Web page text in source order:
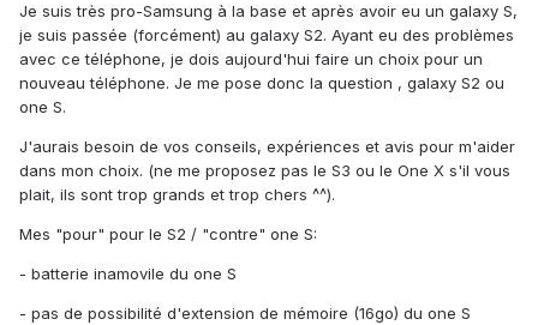
Je suis très pro-Samsung à la base et après avoir eu un galaxy S,
je suis passée (forcément) au galaxy S2. Ayant eu des problèmes
avec ce téléphone, je dois aujourd'hui faire un choix pour un
nouveau téléphone. Je me pose donc la question , galaxy S2 ou
one S.
J'aurais besoin de vos conseils, expériences et avis pour m'aider
dans mon choix. (ne me proposez pas le S3 ou le One X s'il vous
plait, ils sont trop grands et trop chers ^^).
Mes "pour" pour le S2 / "contre" one S:
- batterie inamovile du one S
- pas de possibilité d'extension de mémoire (16go) du one S